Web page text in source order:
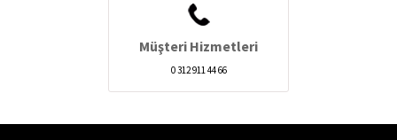
Müşteri Hizmetleri
0 312 911 44 66